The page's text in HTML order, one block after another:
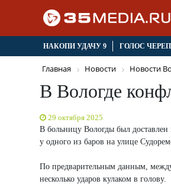
НАКОПИ УДАЧУ 9 ГОЛОС
Главная Новости Новости
В Вологде
29 октября 2025
В больницу Вологды был
у одного из баров на улице
По предварительным данным,
несколько ударов кулаком в голову.